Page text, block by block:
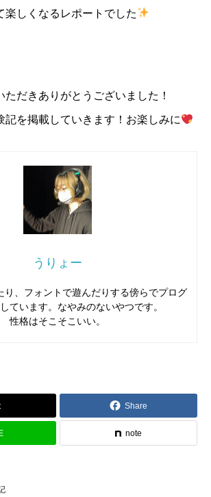
楽しくなるレポートでした
ただきありがとうございました！
記を掲載していきます！お楽しみに
うりょー
り、フォントで遊んだりする傍らでプログ
ています。なやみのないやつです。
性格はそこそこいい。
Share
note